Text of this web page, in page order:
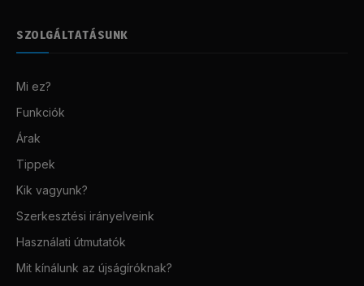
SZOLGÁLTATÁSUNK
Mi ez?
Funkciók
Árak
Tippek
Kik vagyunk?
Szerkesztési irányelveink
Használati útmutatók
Mit kínálunk az újságíróknak?